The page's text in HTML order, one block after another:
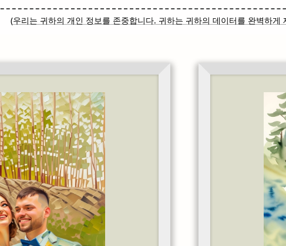
(우리는 귀하의 개인 정보를 존중합니다. 귀하는 귀하의 데이터를 완벽하게